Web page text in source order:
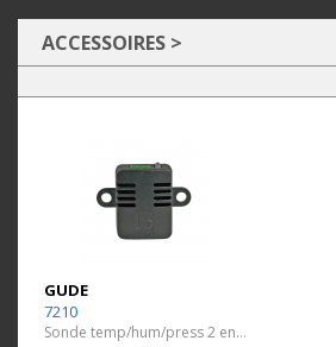
ACCESSOIRES >
GUDE
7210
Sonde temp/hum/press 2 entrées